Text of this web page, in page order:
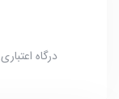
درگاه